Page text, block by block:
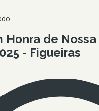
Honra de
- Figueiras